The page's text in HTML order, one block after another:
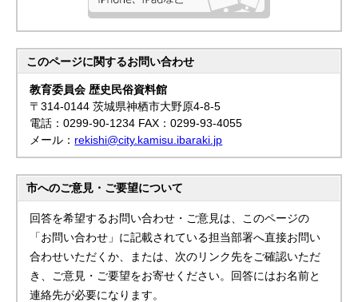
このページに関するお問い合わせ
教育委員会 歴史民俗資料館
〒314-0144 茨城県神栖市大野原4-8-5
電話：0299-90-1234 FAX：0299-93-4055
メール： rekishi@city.kamisu.ibaraki.jp
市へのご意見・ご要望について
回答を希望するお問い合わせ・ご意見は、このページの
「お問い合わせ」に記載されている担当部署へ直接お問い
合わせいただくか、または、次のリンク先をご確認いただ
き、ご意見・ご要望をお寄せください。回答にはお名前と
連絡先が必要になります。